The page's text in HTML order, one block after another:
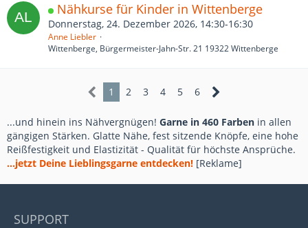
Nähkurse für Kinder in Wittenberge
Donnerstag, 24. Dezember 2026, 14:30-16:30
Anne Liebler
Wittenberge, Bürgermeister-Jahn-Str. 21 19322 Wittenberge
1 2 3 4 5 6
...und hinein ins Nähvergnügen! Garne in 460 Farben in allen
gängigen Stärken. Glatte Nähe, fest sitzende Knöpfe, eine hohe
Reißfestigkeit und Elastizität - Qualität für höchste Ansprüche.
...jetzt Deine Lieblingsgarne entdecken! [Reklame]
SUPPORT